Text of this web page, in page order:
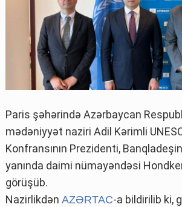
Paris şəhərində Azərbaycan
mədəniyyət naziri Adil Kərimli
Konfransının Prezidenti,
yanında daimi nümayəndəsi
görüşüb.
Nazirlikdən AZƏRTAC-a bildirilib ki,